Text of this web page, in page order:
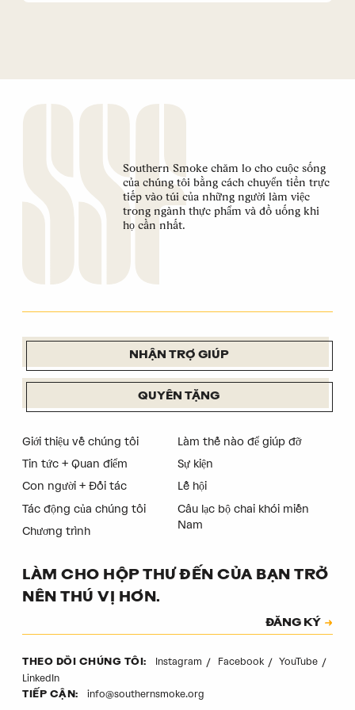
kiện,
kiện,
kiện,
kiện,
Southern Smoke chăm lo cho cuộc sống
của chúng tôi bằng cách chuyển tiền trực
tiếp vào túi của những người làm việc
trong ngành thực phẩm và đồ uống khi
họ cần nhất.
NHẬN TRỢ GIÚP
QUYÊN TẶNG
Giới thiệu về chúng tôi
Tin tức + Quan điểm
Con người + Đối tác
Tác động của chúng tôi
Chương trình
Làm thế nào để giúp đỡ
Sự kiện
Lễ hội
Câu lạc bộ chai khói miền
Nam
LÀM CHO HỘP THƯ ĐẾN CỦA BẠN TRỞ
NÊN THÚ VỊ HƠN.
Mã xác thực
ĐĂNG KÝ
THEO DÕI CHÚNG TÔI: Instagram Facebook
YouTube
LinkedIn
TIẾP CẬN: info@southernsmoke.org